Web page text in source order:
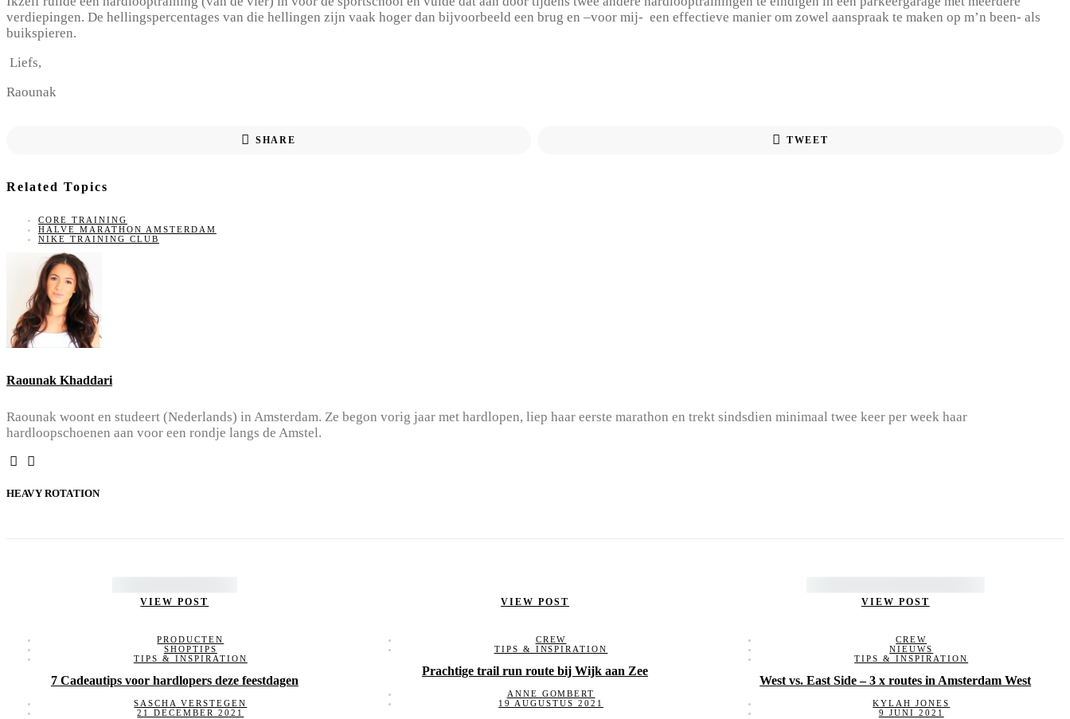
verdiepingen. De hellingspercentages van die hellingen zijn vaak hoger dan bijvoorbeeld een brug en –voor mij- een effectieve manier om zowel aanspraak te maken op m’n been- als
buikspieren.
Liefs,
Raounak
SHARE TWEET
Related Topics
CORE TRAINING
HALVE MARATHON AMSTERDAM
NIKE TRAINING CLUB
Raounak Khaddari
Raounak woont en studeert (Nederlands) in Amsterdam. Ze begon vorig jaar met hardlopen, liep haar eerste marathon en trekt sindsdien minimaal twee keer per week haar
hardloopschoenen aan voor een rondje langs de Amstel.
HEAVY ROTATION
VIEW POST
PRODUCTEN
SHOPTIPS
TIPS & INSPIRATION
7 Cadeautips voor hardlopers deze feestdagen
SASCHA VERSTEGEN
21 DECEMBER 2021
VIEW POST
CREW
TIPS & INSPIRATION
Prachtige trail run route bij Wijk aan Zee
ANNE GOMBERT
19 AUGUSTUS 2021
VIEW POST
CREW
NIEUWS
TIPS & INSPIRATION
West vs. East Side – 3 x routes in Amsterdam West
KYLAH JONES
9 JUNI 2021